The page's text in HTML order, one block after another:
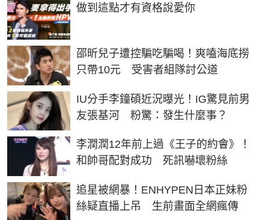
做到這點才有資格說愛你
PR
邵昕兒子遭控騙吃騙喝！爽嗑海底撈
只帶10元 受害者組隊討公道
IU分手李鐘碩近況曝光！IG驚見前男
友張基河 粉驚：發生什麼事？
李潤潤12年前上過《王子的約會》！
和帥哥配對成功 死訊嚇壞粉絲
追星被網暴！ENHYPEN日本正妹粉
絲疑直播上吊 生前畫面全網瘋傳